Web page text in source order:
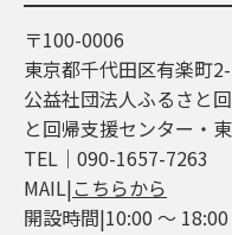
〒100-0006
東京都千代田区有楽町
公益社団法人ふるさと
と回帰支援センター・
TEL│090-1657-7263
MAIL|こちらから
開設時間|10:00 ～ 18:00